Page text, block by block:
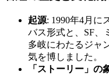
起源: 1990年4月に
バス形式と、SF、
多岐にわたるジャ
気を博しました。
「ストーリー」の